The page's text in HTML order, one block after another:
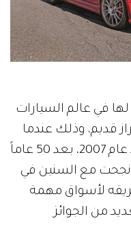
في عالم السيارات
قديم، وذلك عندما
أعادت طراز 500 للحياة من جديد عام 2007، بعد 50 عاماً
ونجحت مع السنين في
لأسواق مهمة
من الجوائز